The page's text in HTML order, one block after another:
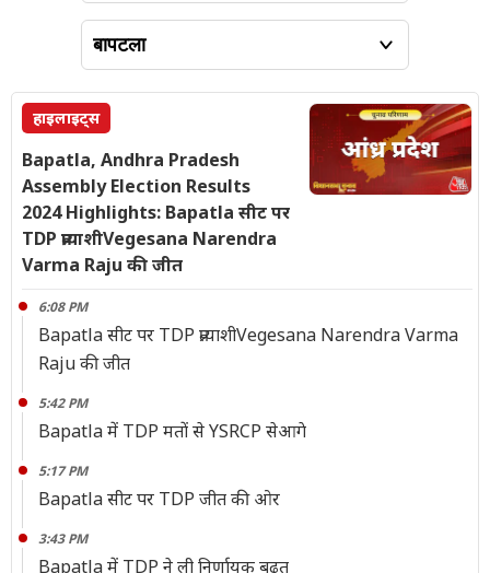
हाइलाइट्स
Bapatla, Andhra Pradesh
Assembly Election Results
2024 Highlights: Bapatla सीट पर
TDP प्रत्याशीVegesana Narendra
Varma Raju की जीत
6:08 PM
Bapatla सीट पर TDP प्रत्याशीVegesana Narendra Varma
Raju की जीत
5:42 PM
Bapatla में TDP मतों से YSRCP सेआगे
5:17 PM
Bapatla सीट पर TDP जीत की ओर
3:43 PM
Bapatla में TDP ने ली निर्णायक बढ़त